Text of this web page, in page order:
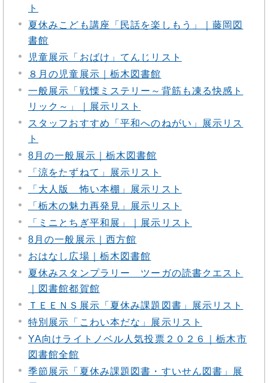
ト
夏休みこども講座「民話を楽しもう」｜藤岡図
書館
児童展示「おばけ」てんじリスト
８月の児童展示｜栃木図書館
一般展示「戦慄ミステリー～背筋も凍る快感ト
リック～」｜展示リスト
スタッフおすすめ「平和へのねがい」展示リス
ト
8月の一般展示｜栃木図書館
「涼をたずねて」展示リスト
「大人版 怖い本棚」展示リスト
「栃木の魅力再発見」展示リスト
「ミニとちぎ平和展」｜展示リスト
8月の一般展示｜西方館
おはなし広場｜栃木図書館
夏休みスタンプラリー ツーガの読書クエスト
｜図書館都賀館
ＴＥＥＮＳ展示「夏休み課題図書」展示リスト
特別展示「こわい本だな」展示リスト
YA向けライトノベル人気投票２０２６｜栃木市
図書館全館
季節展示「夏休み課題図書・すいせん図書」展